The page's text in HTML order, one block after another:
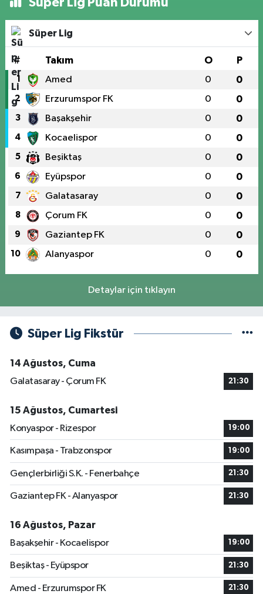
Süper Lig
# Takım O P
1 Amed 0 0
2 Erzurumspor FK 0 0
3 Başakşehir 0 0
4 Kocaelispor 0 0
5 Beşiktaş 0 0
6 Eyüpspor 0 0
7 Galatasaray 0 0
8 Çorum FK 0 0
9 Gaziantep FK 0 0
10 Alanyaspor 0 0
Detaylar için tıklayın
Süper Lig Fikstür
14 Ağustos, Cuma
Galatasaray - Çorum FK
21:30
15 Ağustos, Cumartesi
Konyaspor - Rizespor
19:00
Kasımpaşa - Trabzonspor 19:00
Gençlerbirliği S.K. - Fenerbahçe 21:30
Gaziantep FK - Alanyaspor 21:30
16 Ağustos, Pazar
Başakşehir - Kocaelispor
19:00
Beşiktaş - Eyüpspor 21:30
Amed - Erzurumspor FK 21:30